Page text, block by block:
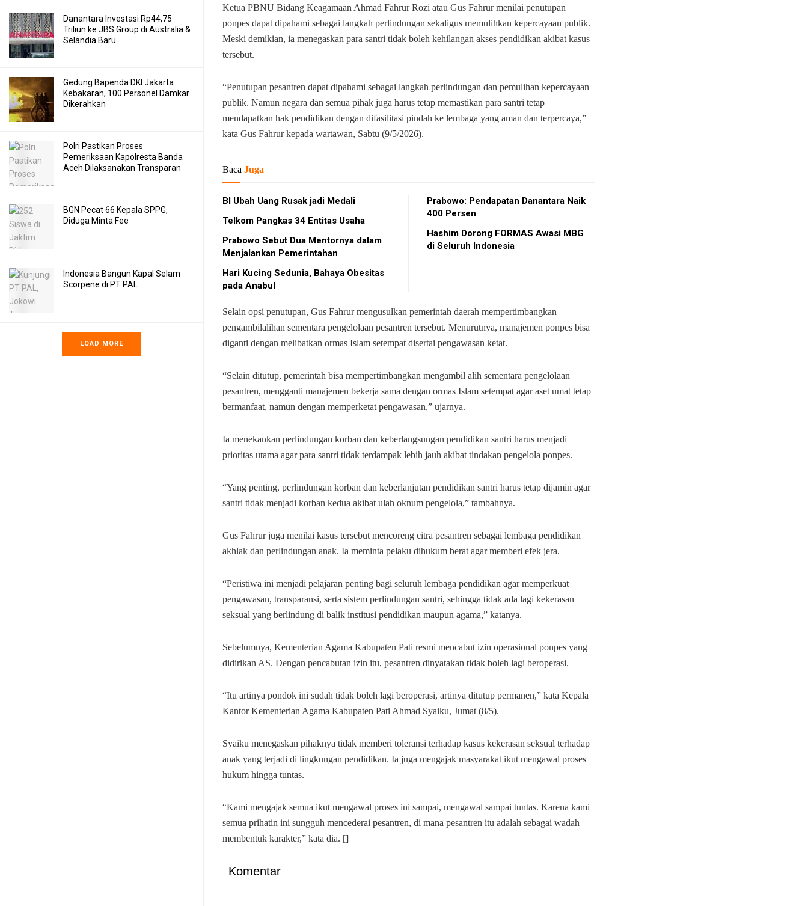
Danantara Investasi Rp44,75
Triliun ke JBS Group di Australia &
Selandia Baru
Gedung Bapenda DKI Jakarta
Kebakaran, 100 Personel Damkar
Dikerahkan
Polri Pastikan Proses
Pemeriksaan Kapolresta Banda
Aceh Dilaksanakan Transparan
BGN Pecat 66 Kepala SPPG,
Diduga Minta Fee
Indonesia Bangun Kapal Selam
Scorpene di PT PAL
LOAD MORE
Ketua PBNU Bidang Keagamaan Ahmad Fahrur Rozi atau Gus Fahrur menilai penutupan
ponpes dapat dipahami sebagai langkah perlindungan sekaligus memulihkan kepercayaan publik.
Meski demikian, ia menegaskan para santri tidak boleh kehilangan akses pendidikan akibat kasus
tersebut.
“Penutupan pesantren dapat dipahami sebagai langkah perlindungan dan pemulihan kepercayaan
publik. Namun negara dan semua pihak juga harus tetap memastikan para santri tetap
mendapatkan hak pendidikan dengan difasilitasi pindah ke lembaga yang aman dan terpercaya,”
kata Gus Fahrur kepada wartawan, Sabtu (9/5/2026).
Baca Juga
BI Ubah Uang Rusak jadi Medali
Telkom Pangkas 34 Entitas Usaha
Prabowo Sebut Dua Mentornya dalam
Menjalankan Pemerintahan
Hari Kucing Sedunia, Bahaya Obesitas
pada Anabul
Prabowo: Pendapatan Danantara Naik
400 Persen
Hashim Dorong FORMAS Awasi MBG
di Seluruh Indonesia
Selain opsi penutupan, Gus Fahrur mengusulkan pemerintah daerah mempertimbangkan
pengambilalihan sementara pengelolaan pesantren tersebut. Menurutnya, manajemen ponpes bisa
diganti dengan melibatkan ormas Islam setempat disertai pengawasan ketat.
“Selain ditutup, pemerintah bisa mempertimbangkan mengambil alih sementara pengelolaan
pesantren, mengganti manajemen bekerja sama dengan ormas Islam setempat agar aset umat tetap
bermanfaat, namun dengan memperketat pengawasan,” ujarnya.
Ia menekankan perlindungan korban dan keberlangsungan pendidikan santri harus menjadi
prioritas utama agar para santri tidak terdampak lebih jauh akibat tindakan pengelola ponpes.
“Yang penting, perlindungan korban dan keberlanjutan pendidikan santri harus tetap dijamin agar
santri tidak menjadi korban kedua akibat ulah oknum pengelola,” tambahnya.
Gus Fahrur juga menilai kasus tersebut mencoreng citra pesantren sebagai lembaga pendidikan
akhlak dan perlindungan anak. Ia meminta pelaku dihukum berat agar memberi efek jera.
“Peristiwa ini menjadi pelajaran penting bagi seluruh lembaga pendidikan agar memperkuat
pengawasan, transparansi, serta sistem perlindungan santri, sehingga tidak ada lagi kekerasan
seksual yang berlindung di balik institusi pendidikan maupun agama,” katanya.
Sebelumnya, Kementerian Agama Kabupaten Pati resmi mencabut izin operasional ponpes yang
didirikan AS. Dengan pencabutan izin itu, pesantren dinyatakan tidak boleh lagi beroperasi.
“Itu artinya pondok ini sudah tidak boleh lagi beroperasi, artinya ditutup permanen,” kata Kepala
Kantor Kementerian Agama Kabupaten Pati Ahmad Syaiku, Jumat (8/5).
Syaiku menegaskan pihaknya tidak memberi toleransi terhadap kasus kekerasan seksual terhadap
anak yang terjadi di lingkungan pendidikan. Ia juga mengajak masyarakat ikut mengawal proses
hukum hingga tuntas.
“Kami mengajak semua ikut mengawal proses ini sampai, mengawal sampai tuntas. Karena kami
semua prihatin ini sungguh mencederai pesantren, di mana pesantren itu adalah sebagai wadah
membentuk karakter,” kata dia. []
Komentar